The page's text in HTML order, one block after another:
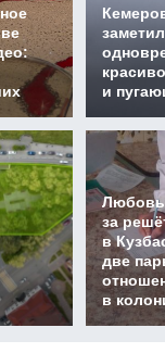
и
Любовь
за
в
две
в